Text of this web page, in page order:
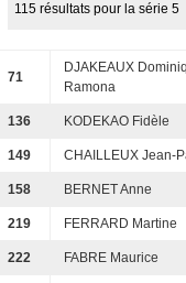
115 résultats pour la série 5
71
DJAKEAUX
Ramona
136 KODEKAO Fidèle
149 CHAILLEUX Jean-
158 BERNET Anne
219 FERRARD Martine
222 FABRE Maurice